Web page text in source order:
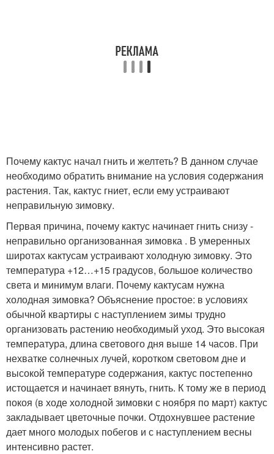
Почему кактус начал гнить и желтеть? В данном случае
необходимо обратить внимание на условия содержания
растения. Так, кактус гниет, если ему устраивают
неправильную зимовку.
Первая причина, почему кактус начинает гнить снизу -
неправильно организованная зимовка . В умеренных
широтах кактусам устраивают холодную зимовку. Это
температура +12…+15 градусов, большое количество
света и минимум влаги. Почему кактусам нужна
холодная зимовка? Объяснение простое: в условиях
обычной квартиры с наступлением зимы трудно
организовать растению необходимый уход. Это высокая
температура, длина светового дня выше 14 часов. При
нехватке солнечных лучей, коротком световом дне и
высокой температуре содержания, кактус постепенно
истощается и начинает вянуть, гнить. К тому же в период
покоя (в ходе холодной зимовки с ноября по март) кактус
закладывает цветочные почки. Отдохнувшее растение
дает много молодых побегов и с наступлением весны
интенсивно растет.